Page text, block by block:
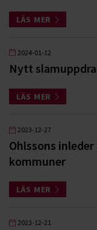
LÄS MER
2024-01-12
Nytt
LÄS MER
2023-12-27
Ohlssons
kommuner
LÄS MER
2023-12-21